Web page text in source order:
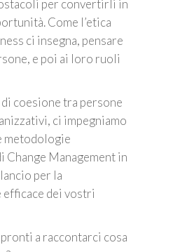
per convertirli in
Come l’etica
ci insegna, pensare
e poi ai loro ruoli
coesione tra persone
ci impegniamo
metodologie
Change Management in
per la
dei vostri
a raccontarci cosa